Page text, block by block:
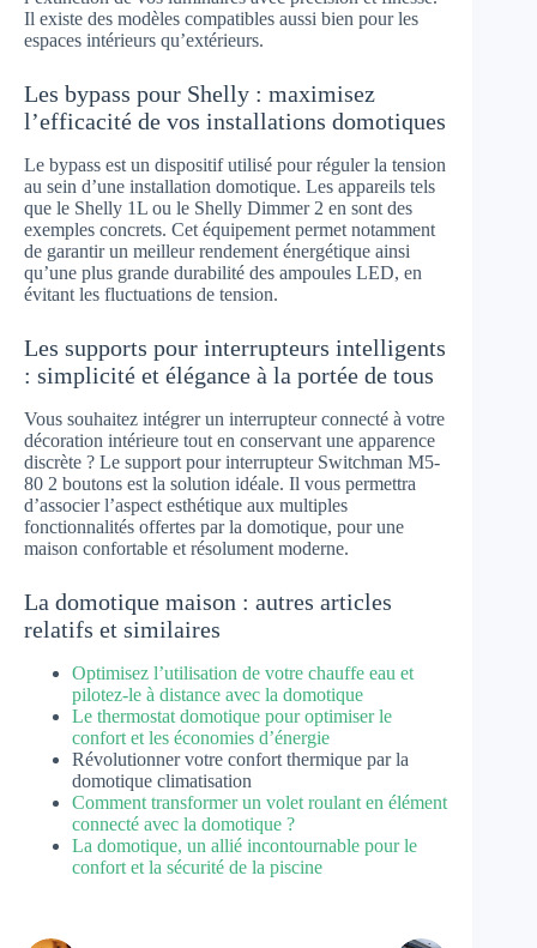
Il existe des modèles compatibles aussi bien pour les
espaces intérieurs qu’extérieurs.
Les bypass pour Shelly : maximisez
l’efficacité de vos installations domotiques
Le bypass est un dispositif utilisé pour réguler la tension
au sein d’une installation domotique. Les appareils tels
que le Shelly 1L ou le Shelly Dimmer 2 en sont des
exemples concrets. Cet équipement permet notamment
de garantir un meilleur rendement énergétique ainsi
qu’une plus grande durabilité des ampoules LED, en
évitant les fluctuations de tension.
Les supports pour interrupteurs intelligents
: simplicité et élégance à la portée de tous
Vous souhaitez intégrer un interrupteur connecté à votre
décoration intérieure tout en conservant une apparence
discrète ? Le support pour interrupteur Switchman M5-
80 2 boutons est la solution idéale. Il vous permettra
d’associer l’aspect esthétique aux multiples
fonctionnalités offertes par la domotique, pour une
maison confortable et résolument moderne.
La domotique maison : autres articles
relatifs et similaires
Optimisez l’utilisation de votre chauffe eau et
pilotez-le à distance avec la domotique
Le thermostat domotique pour optimiser le
confort et les économies d’énergie
Révolutionner votre confort thermique par la
domotique climatisation
Comment transformer un volet roulant en élément
connecté avec la domotique ?
La domotique, un allié incontournable pour le
confort et la sécurité de la piscine